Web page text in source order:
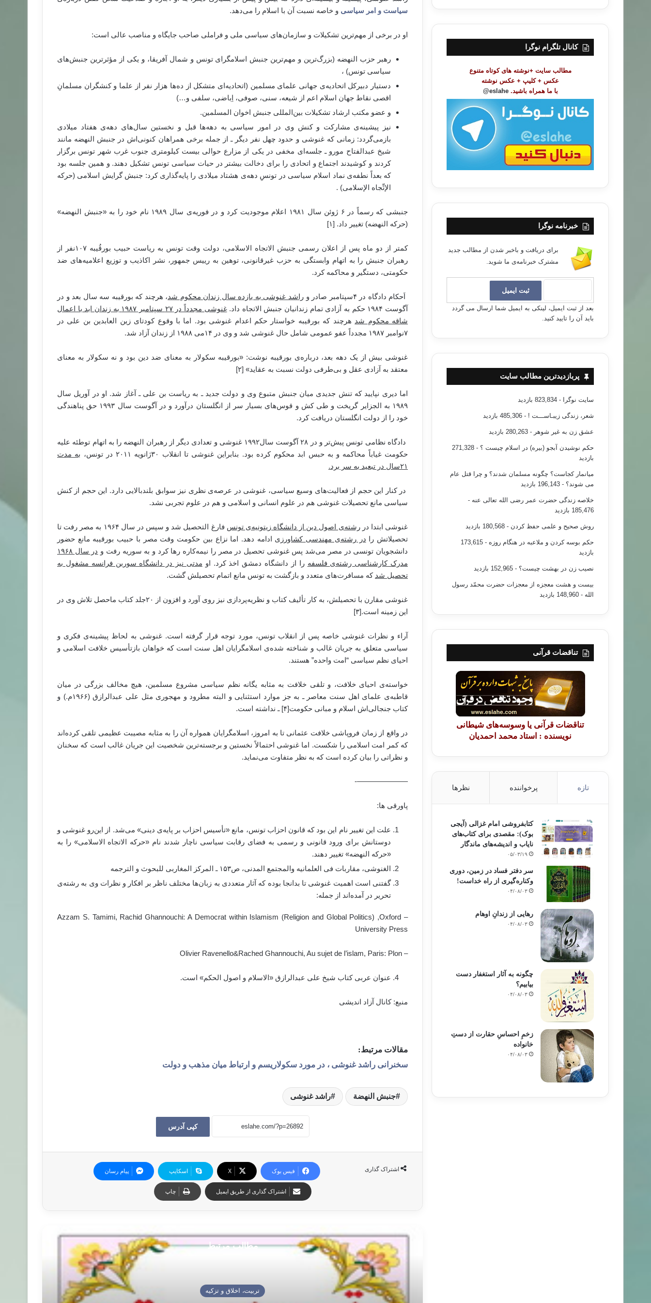
سیاست و امر سیاسی و خاصه نسبت آن با اسلام را می‌دهد.
او در برخی از مهم‌ترین تشکیلات و سازمان‌های سیاسی ملی و فراملی صاحب جایگاه و مناصب عالی است:
رهبر حزب النهضه (بزرگ‌ترین و مهم‌ترین جنبش اسلامگرای تونس و شمال آفریقا، و یکی از مؤثرترین جنبش‌های
سیاسی تونس) ،
دستیار دبیرکل اتحادیه‌ی جهانی علمای مسلمین (اتحادیه‌ای متشکل از ده‌ها هزار نفر از علما و کنشگران مسلمانِ
اقصی نقاط جهان اسلام اعم از شیعه، سنی، صوفی، اِباضی، سلفی و…)
و عضو مکتب ارشاد تشکیلات بین‌المللی جنبش اخوان المسلمین.
نیز پیشینه‌ی مشارکت و کنش وی در امور سیاسی به دهه‌ها قبل و نخستین سال‌های دهه‌ی هفتاد میلادی
بازمی‌گردد: زمانی که غنوشی و حدود چهل نفر دیگر ـ از جمله برخی همراهان کنونی‌اش در جنبش النهضه مانند
شیخ عبدالفتاح مورو ـ جلسه‌ای مخفی‌ در یکی از مزارع حوالی بیست کیلومتری جنوب غرب شهر تونس برگزار
کردند و کوشیدند اجتماع و اتحادی را برای دخالت بیشتر در حیات سیاسی تونس تشکیل دهند. و همین جلسه بود
که بعداً نطفه‌ی نماد اسلام سیاسی در تونسِ دهه‌ی هشتاد میلادی را پایه‌گذاری کرد: جنبش گرایش اسلامی (حرکه
الإتِّجاه الإسلامی) .
جنبشی که رسماً در ۶ ژوئن سال ۱۹۸۱ اعلام موجودیت کرد و در فوریه‌ی سال ۱۹۸۹ نام خود را به «جنبش النهضه»
(حرکه النهضه) تغییر داد. [۱]
کمتر از دو ماه پس از اعلان رسمی جنبش الاتجاه الاسلامی، دولت وقت تونس به ریاست حبیب بورقُیبه ۱۰۷نفر از
رهبران جنبش را به اتهام وابستگی به حزب غیرقانونی، توهین به رییس جمهور، نشر اکاذیب و توزیع اعلامیه‌های ضد
حکومتی، دستگیر و محاکمه کرد.
اَحکام دادگاه در ۴سپتامبر صادر و راشد غنوشی به یازده سال زندان محکوم شد، هرچند که بورقیبه سه سال بعد و در
آگوست ۱۹۸۴ حکم به آزادی تمام زندانیان جنبش الاتجاه داد.
غنوشی مجدداً در ۲۷ سپتامبر ۱۹۸۷ به زندان ابد با اعمال
شاقه محکوم شد هرچند که بورقیبه خواستار حکم اعدام غنوشی بود. اما با وقوع کودتای زین العابدین بن علی در
۷نوامبر ۱۹۸۷ مجدداً عفو عمومی شامل حال غنوشی شد و وی در ۱۴می ۱۹۸۸ از زندان آزاد شد.
غنوشی بیش از یک دهه بعد، درباره‌ی بورقیبه نوشت: «بورقیبه سکولار به معنای ضد دین بود و نه سکولار به معنای
معتقد به آزادی عقل و بی‌طرفی دولت نسبت به عقاید» [۲]
اما دیری نپایید که تنش جدیدی میان جنبش متبوع وی و دولت جدید ـ به ریاست بن علی ـ آغاز شد. او در آوریل سال
۱۹۸۹ به الجزایر گریخت و طی کش و قوس‌های بسیار سر از انگلستان درآورد و در آگوست سال ۱۹۹۳ حق پناهندگی
خود را از دولت انگلستان دریافت کرد.
دادگاه نظامی تونس پیش‌تر و در ۲۸ آگوست سال۱۹۹۲ غنوشی و تعدادی دیگر از رهبران النهضه را به اتهام توطئه علیه
حکومت غیاباً محاکمه و به حبس ابد محکوم کرده بود. بنابراین غنوشی تا انقلاب ۳۰ژانویه‌ ۲۰۱۱ در تونس،
به مدت
۲۱سال در تبعید به سر برد.
در کنار این حجم از فعالیت‌های وسیع سیاسی، غنوشی در عرصه‌ی نظری نیز سوابق بلندبالایی دارد. این حجم از کنش
سیاسی مانع تحصیلات غنوشی هم در علوم انسانی و اسلامی و هم در علوم تجربی نشد.
غنوشی ابتدا دررشته‌ی اصول دین از دانشگاه زیتونیه‌ی تونس
فارغ التحصیل شد و سپس در سال ۱۹۶۴ به مصر رفت تا
تحصیلاتش را در رشته‌ی مهندسی کشاورزی ادامه دهد. اما نزاع بین حکومت وقت مصر با حبیب بورقیبه مانع حضور
دانشجویان تونسی در مصر می‌شد پس غنوشی تحصیل در مصر را نیمه‌کاره رها کرد و به سوریه رفت و
در سال ۱۹۶۸
مدرک کارشناسی رشته‌ی فلسفه را از دانشگاه دمشق اخذ کرد. او مدتی نیز در دانشگاه سوربن فرانسه مشغول به
تحصیل شد که مسافرت‌های متعدد و بازگشت به تونس مانع اتمام تحصیلش گشت.
غنوشی مقارن با تحصیلش، به کار تألیف کتاب و نظریه‌پردازی نیز روی آورد و افزون از ۲۰جلد کتاب ماحصل تلاش وی در
این زمینه است.[۳]
آراء و نظرات غنوشی خاصه پس از انقلاب تونس، مورد توجه قرار گرفته است. غنوشی به لحاظ پیشینه‌ی فکری و
سیاسی متعلق به جریان غالب و شناخته شده‌ی اسلامگرایان اهل سنت است که خواهان بازتأسیس خلافت اسلامی و
احیای نظم سیاسی “امت واحده” هستند.
خواسته‌ی احیای خلافت، و تلقی خلافت به مثابه یگانه نظم سیاسی مشروع مسلمین، هیچ مخالف بزرگی در میان
قاطبه‌ی علمای اهل سنت معاصر ـ به جز موارد استثنایی و البته مطرود و مهجوری مثل علی عبدالرازق (۱۹۶۶م.) و
کتاب جنجالی‌اش اسلام و مبانی حکومت[۴] ـ نداشته است.
در واقع از زمان فروپاشی خلافت عثمانی تا به امروز، اسلامگرایان همواره آن را به مثابه مصیبت عظیمی تلقی کرده‌اند
که کمر امت اسلامی را شکست. اما غنوشی احتمالاً نخستین و برجسته‌ترین شخصیت این جریان غالب است که سخنان
و نظراتی را بیان کرده است که به نظر متفاوت می‌نماید.
———————-
پاورقی ها:
علت این تغییر نام این بود که قانون احزاب تونس، مانع «تأسیس احزاب بر پایه‌ی دینی» می‌شد. از این‌رو غنوشی و
دوستانش برای ورود قانونی و رسمی به فضای رقابت سیاسی ناچار شدند نام «حرکه الاتجاه الاسلامی» را به
«حرکه النهضه» تغییر دهند.
الغنوشی، مقاربات فی العلمانیه والمجتمع المدنی، ص۱۵۳ ـ المرکز المغاربی للبحوث و الترجمه
گفتنی است اهمیت غنوشی تا بدانجا بوده که آثار متعددی به زبان‌ها مختلف ناظر بر افکار و نظرات وی به رشته‌ی
تحریر در آمده‌اند از جمله:
– Azzam S. Tamimi, Rachid Ghannouchi: A Democrat within Islamism (Religion and Global Politics) ,Oxford
University Press
– Olivier Ravenello&Rached Ghannouchi, Au sujet de l’islam, Paris: Plon
عنوان عربی کتاب شیخ علی عبدالرازق «الاسلام و اصول الحکم» است.
منبع: کانال آزاد اندیشی
مقالات مرتبط:
سخنرانی راشد غنوشی ، در مورد سکولاریسم و ارتباط میان مذهب و دولت
جنبش النهضة راشد غنوشی
کپی آدرس
اشتراک گذاری فیس بوک X اسکایپ پیام رسان
اشتراک گذاری از طریق ایمیل چاپ
مطالب مرتبط
تربیت، اخلاق و تزکیه
ت
ض
کانال تلگرام نوگرا
مطالب سایت +نوشته های کوتاه متنوع
عکس + کلیپ + عکس نوشته
با ما همراه باشید. eslahe@
خبرنامه نوگرا
برای دریافت و باخبر شدن از مطالب جدید
مشترک خبرنامه‌ی ما شوید.
بعد از ثبت ایمیل، لینکی به ایمیل شما ارسال می گردد
باید آن را تایید کنید.
پربازدیدترین مطالب سایت
سایت نوگرا - 823,834 بازدید
شعر، زندگی زیبـاســـت ! - 485,306 بازدید
عشق زن به غیر شوهر - 280,263 بازدید
حکم نوشیدن آبجو (بیره) در اسلام چیست ؟
- 271,328
بازدید
میانمار کجاست؟ چگونه مسلمان شدند؟ و چرا قتل عام
می شوند؟ - 196,143 بازدید
خلاصه زندگی حضرت عمر رضی الله تعالی عنه -
185,476 بازدید
روش صحیح و علمی حفظ کردن - 180,568 بازدید
حکم بوسه کردن و ملاعبه در هنگام روزه
- 173,615
بازدید
نصیب زن در بهشت چیست؟ - 152,965 بازدید
بیست و هشت معجزه از معجزات حضرت محمّد رسول
الله - 148,960 بازدید
تناقضات قرآنی
تناقضات قرآنی یا وسوسه‌های شیطانی
نویسنده : استاد محمد احمدیان
تازه پرخواننده نظرها
کتابفروشی امام غزالی (آیجی
بوک): مقصدی برای کتاب‌های
نایاب و اندیشه‌های ماندگار
۰۵/۰۳/۱۹
سر دفتر فساد در زمین‌، دوری
وکناره‌گیری از راه خداست‌!
۰۴/۰۸/۰۳
رهایی از زندانِ اوهام
۰۴/۰۸/۰۳
چگونه به آثار استغفار دست
بیابیم؟
۰۴/۰۸/۰۳
زخمِ احساسِ حقارت از دستِ
خانواده
۰۴/۰۸/۰۳